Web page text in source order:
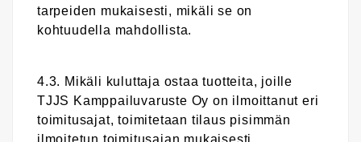
tarpeiden mukaisesti, mikäli se on
kohtuudella mahdollista.
4.3. Mikäli kuluttaja ostaa tuotteita, joille
TJJS Kamppailuvaruste Oy on ilmoittanut eri
toimitusajat, toimitetaan tilaus pisimmän
ilmoitetun toimitusajan mukaisesti.